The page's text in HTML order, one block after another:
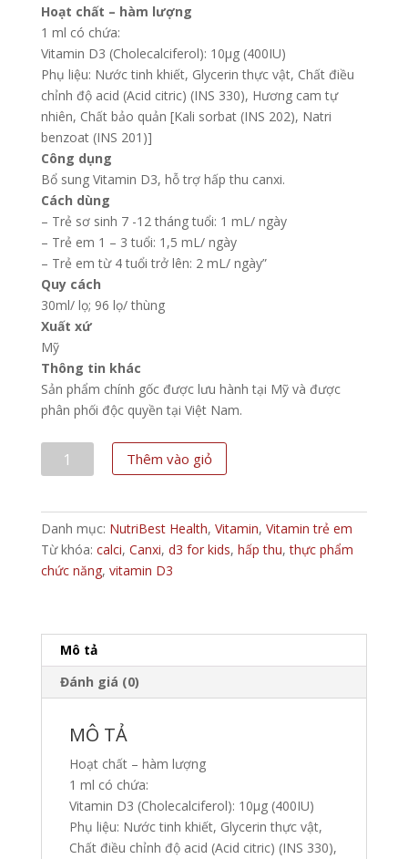
Hoạt chất – hàm lượng
1 ml có chứa:
Vitamin D3 (Cholecalciferol): 10μg (400IU)
Phụ liệu: Nước tinh khiết, Glycerin thực vật, Chất điều
chỉnh độ acid (Acid citric) (INS 330), Hương cam tự
nhiên, Chất bảo quản [Kali sorbat (INS 202), Natri
benzoat (INS 201)]
Công dụng
Bổ sung Vitamin D3, hỗ trợ hấp thu canxi.
Cách dùng
– Trẻ sơ sinh 7 -12 tháng tuổi: 1 mL/ ngày
– Trẻ em 1 – 3 tuổi: 1,5 mL/ ngày
– Trẻ em từ 4 tuổi trở lên: 2 mL/ ngày”
Quy cách
30ml/ lọ; 96 lọ/ thùng
Xuất xứ
Mỹ
Thông tin khác
Sản phẩm chính gốc được lưu hành tại Mỹ và được
phân phối độc quyền tại Việt Nam.
Syrup
uống
sung
Vitamin
D3,
hỗ
thụ
canxi
NMI
lượng
Thêm vào giỏ
Danh mục: NutriBest Health, Vitamin, Vitamin trẻ em
Từ khóa: calci, Canxi, d3 for kids, hấp thu,thực phẩm
chức năng, vitamin D3
Mô tả
Đánh giá (0)
MÔ TẢ
Hoạt chất – hàm lượng
1 ml có chứa:
Vitamin D3 (Cholecalciferol): 10μg (400IU)
Phụ liệu: Nước tinh khiết, Glycerin thực vật,
Chất điều chỉnh độ acid (Acid citric) (INS 330),